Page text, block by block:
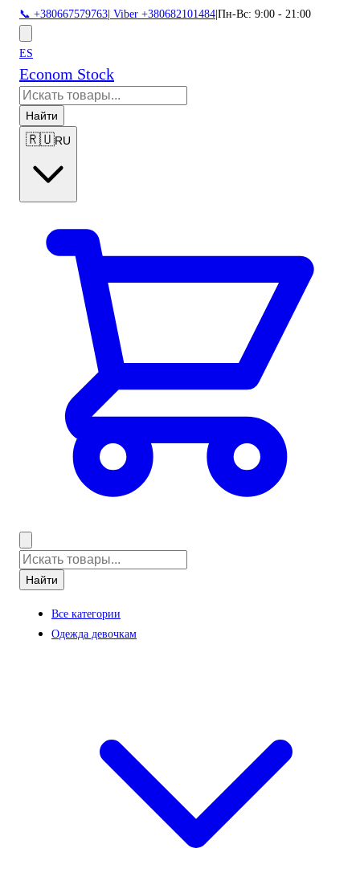
📞 +380667579763 Viber +380682101484 Пн-Вс: 9:00 - 21:00
ES
Econom Stock
Найти
🇷🇺RU
Найти
Все категории
Одежда девочкам